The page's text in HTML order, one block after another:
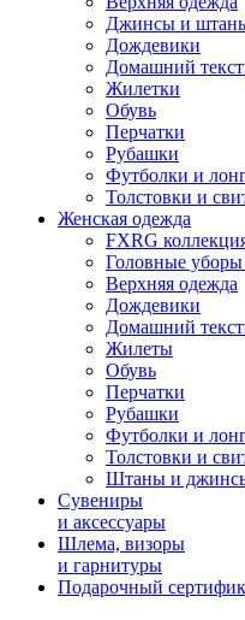
Джинсы и
Дождевики
Домашний
Жилетки
Обувь
Перчатки
Рубашки
Футболки и
Толстовки и
Женская одежда
FXRG
Головные уборы
Верхняя одежда
Дождевики
Домашний
Жилеты
Обувь
Перчатки
Рубашки
Футболки и
Толстовки и
Штаны и
Сувениры
и аксессуары
Шлема, визоры
и гарнитуры
Подарочный